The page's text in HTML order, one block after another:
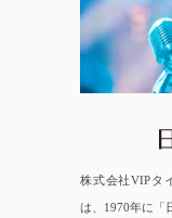
日本タレント名鑑
株式会社VIPタ
は、1970年に「